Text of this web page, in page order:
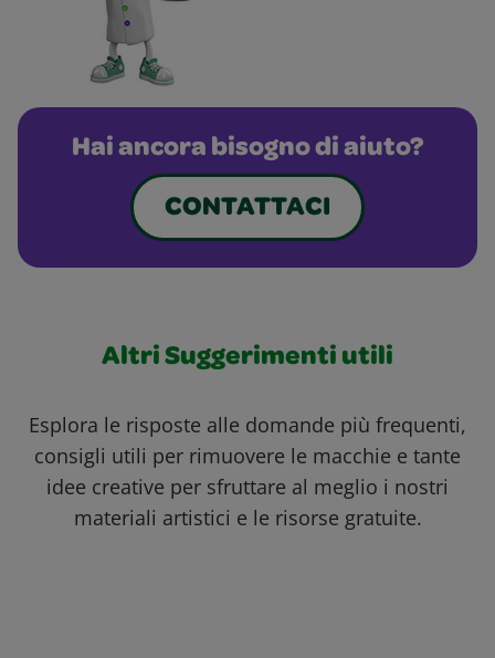
Hai ancora bisogno di aiuto?
CONTATTACI
Altri Suggerimenti utili
Esplora le risposte alle domande più frequenti,
consigli utili per rimuovere le macchie e tante
idee creative per sfruttare al meglio i nostri
materiali artistici e le risorse gratuite.